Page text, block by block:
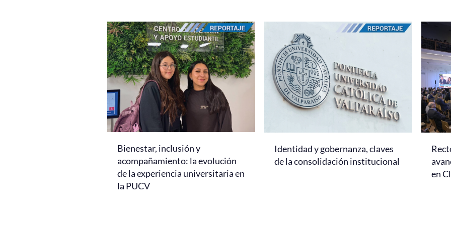
Bienestar, inclusión y
acompañamiento: la evolución
de la experiencia universitaria en
la PUCV
Identidad y gobernanza, claves
de la consolidación institucional
en